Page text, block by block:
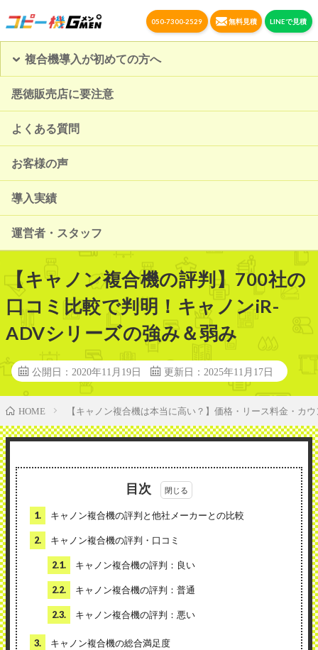
050-7300-2529 無料見積 LINEで見積
複合機導入が初めての方へ
悪徳販売店に要注意
よくある質問
お客様の声
導入実績
運営者・スタッフ
【キャノン複合機の評判】700社の
口コミ比較で判明！キャノンiR-
ADVシリーズの強み＆弱み
公開日：2020年11月19日 更新日：2025年11月17日
HOME 【キャノン複合機は本当に高い？】価格・リース料金・カ
目次
1. キャノン複合機の評判と他社メーカーとの比較
2. キャノン複合機の評判・口コミ
2.1. キャノン複合機の評判：良い
2.2. キャノン複合機の評判：普通
2.3. キャノン複合機の評判：悪い
3. キャノン複合機の総合満足度